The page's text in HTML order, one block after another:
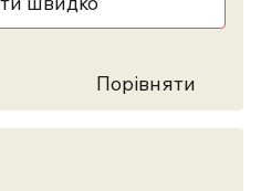
Порівняти